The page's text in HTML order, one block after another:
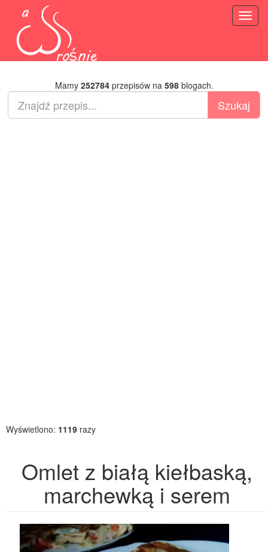
Mamy 252784przepisów na 598blogach.
Wyświetlono: 1119 razy
Omlet z białą kiełbaską,
marchewką i serem